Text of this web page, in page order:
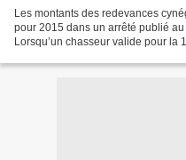
Les montants des redevances
pour 2015 dans un arrêté publié
Lorsqu’un chasseur valide pour la